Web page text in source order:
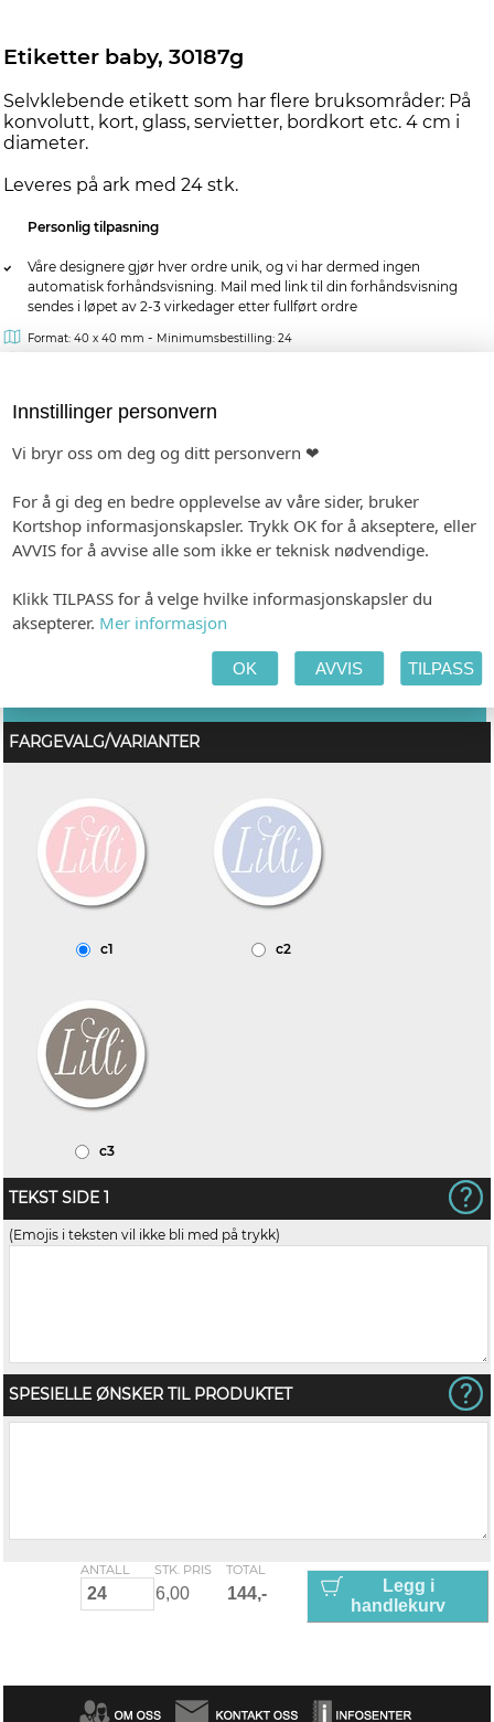
Etiketter baby, 30187g
Selvklebende etikett som har flere bruksområder: På
konvolutt, kort, glass, servietter, bordkort etc. 4 cm i
diameter.
Leveres på ark med 24 stk.
Personlig tilpasning
Våre designere gjør hver ordre unik, og vi har dermed ingen
automatisk forhåndsvisning. Mail med link til din forhåndsvisning
sendes i løpet av 2-3 virkedager etter fullført ordre
Format: 40 x 40 mm - Minimumsbestilling: 24
kr 6,00 pr. stk.
MATCHENDE PRODUKTER:
BORDKORT I PAPIR
INVITASJON
HANDLEKURV KASSE
FARGEVALG/VARIANTER
c1 c2
c3
TEKST SIDE 1
(Emojis i teksten vil ikke bli med på trykk)
SPESIELLE ØNSKER TIL PRODUKTET
ANTALL STK. PRIS TOTAL
Legg i
handlekurv
Innstillinger personvern
Vi bryr oss om deg og ditt personvern ❤
For å gi deg en bedre opplevelse av våre sider, bruker
Kortshop informasjonskapsler. Trykk OK for å akseptere, eller
AVVIS for å avvise alle som ikke er teknisk nødvendige.
Klikk TILPASS for å velge hvilke informasjonskapsler du
aksepterer. Mer informasjon
OK AVVIS TILPASS